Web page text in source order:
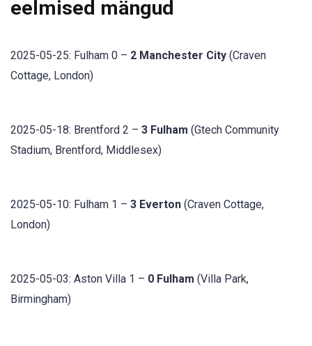
eelmised mängud
2025-05-25: Fulham 0 – 2 Manchester City (Craven
Cottage, London)
2025-05-18: Brentford 2 – 3 Fulham (Gtech Community
Stadium, Brentford, Middlesex)
2025-05-10: Fulham 1 – 3 Everton (Craven Cottage,
London)
2025-05-03: Aston Villa 1 – 0 Fulham (Villa Park,
Birmingham)